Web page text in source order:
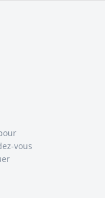
vous